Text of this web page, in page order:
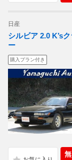
日産
シルビア 2.0 K’s
ー
購入プラン付き
無